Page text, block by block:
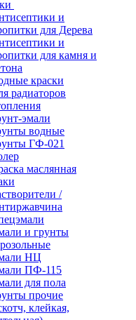
и
для Дерева
и
для камня и
краски
радиаторов
эмали
водные
ГФ-021
маслянная
/
и грунты
НЦ
ПФ-115
для пола
прочие
клейкая,